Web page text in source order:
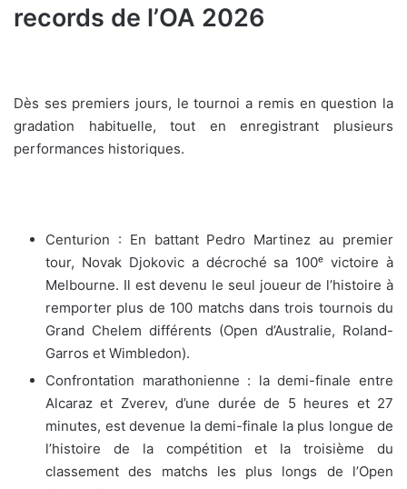
records de l’OA 2026
Dès ses premiers jours, le tournoi a remis en question la
gradation habituelle, tout en enregistrant plusieurs
performances historiques.
Centurion : En battant Pedro Martinez au premier
tour, Novak Djokovic a décroché sa 100ᵉ victoire à
Melbourne. Il est devenu le seul joueur de l’histoire à
remporter plus de 100 matchs dans trois tournois du
Grand Chelem différents (Open d’Australie, Roland-
Garros et Wimbledon).
Confrontation marathonienne : la demi-finale entre
Alcaraz et Zverev, d’une durée de 5 heures et 27
minutes, est devenue la demi-finale la plus longue de
l’histoire de la compétition et la troisième du
classement des matchs les plus longs de l’Open